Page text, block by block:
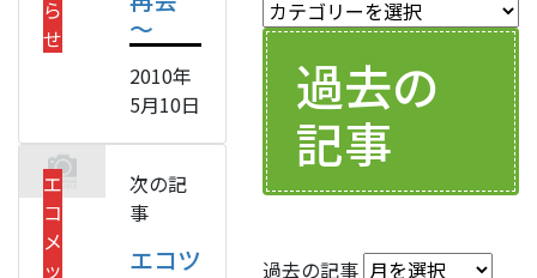
ら
せ
～
2010年
5月10日
エ
コ
メ
ッ
次の記
事
エコツ
過去の
記事
過去の記事